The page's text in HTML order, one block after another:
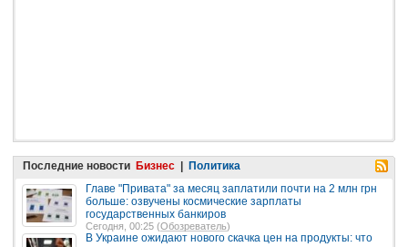
Последние новости Бизнес | Политика
Главе "Привата" за месяц заплатили почти на 2 млн грн
больше: озвучены космические зарплаты
государственных банкиров
Сегодня, 00:25 (Обозреватель)
В Украине ожидают нового скачка цен на продукты: что